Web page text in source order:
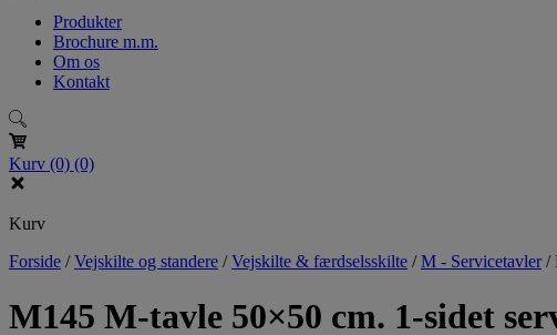
Produkter
Brochure m.m.
Om os
Kontakt
Kurv (0) (0)
Kurv
Forside /Vejskilte og standere /Vejskilte & færdselsskilte /M - Servicetavler/
M145 M-tavle 50×50 cm. 1-sidet